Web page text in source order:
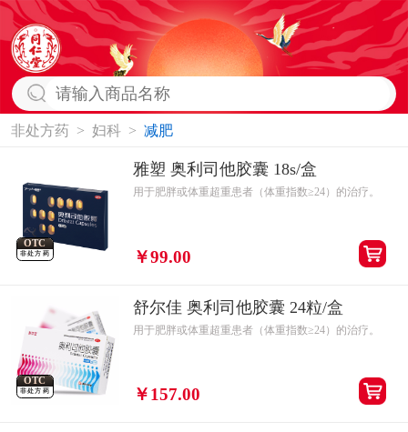
非处方药> 妇科> 减肥
OTC
非处方药
雅塑 奥利司他胶囊 18s/盒
用于肥胖或体重超重患者（体重指数≥24）的治疗。
￥99.00
OTC
非处方药
舒尔佳 奥利司他胶囊 24粒/盒
用于肥胖或体重超重患者（体重指数≥24）的治疗。
￥157.00